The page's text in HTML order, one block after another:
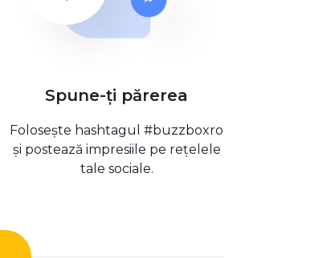
Spune-ți părerea
Folosește hashtagul #buzzboxro
și postează impresiile pe rețelele
tale sociale.